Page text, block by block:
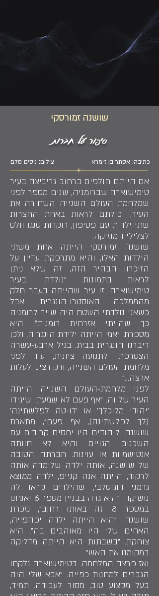
שושנה זמורסקי
סיפור על חברות
צילום: ניסים סלם כתיבה: אסתר בן זימרא
אם הייתם חולפים ברחוב גריביצה בעיר
טימישוארה שברומניה, שנים מספר לפני
שמלחמת העולם השנייה השחירה את
העיר, יכולתם לראות באחת החצרות
שתי ילדות עם פטיפון, רוקדות טנגו וולס
לצלילי המוזיקה.
שושנה זמורסקי הייתה אחת משתי
הילדות האלו, והיא מתרפקת עדיין על
הזיכרון הבהיר הזה, זה שלא ניתן
לראות בתמונות. "נולדתי בעיר
טימישוארה. זו עיר שהייתה בעבר חלק
מהממלכה האוסטרו-הונגרית, אבל
כשאני נולדתי השטח היה שייך לרומניה
כך שהייתי אזרחית רומנית", היא
מספרת. "אמי הייתה ילידת הונגריה, ולכן
דיברנו הונגרית בבית. בגיל ארבע-עשרה
הצטרפתי לתנועה ציונית, עוד לפני
מלחמת העולם השנייה, ורק רצינו לעלות
ארצה..."
לפני מלחמת-העולם השנייה הייתה
העיר שלווה. "אף פעם לא שמעתי שיגידו
'יהודי מלוכלך' או 'דו-טה לפלשתינה'
(לך לפלשתינה), אף פעם", מתארת
שושנה. ליהודים היו יחסים קרובים עם
השכנים הגויים והיא לא חוותה
אנטישמיות או עוינות. חברתה הטובה
של שושנה, אותה ילדה שלימדה אותה
לרקוד, הייתה אנה קנייפ, ילדה ממוצא
גרמני ויוגוסלבי, שהילדים קראו לה
נושיקה. "היא גרה בבניין מספר 6 ואנחנו
במספר 8, זה באותו רחוב", נזכרת
שושנה. "היא הייתה ילדה יפהפייה,
האחים שלי היו מאוהבים בה", היא
צוחקת. "בשבתות היא הייתה מדליקה
במקומנו את האש".
ואז פרצה המלחמה. בטימישוארה נלקחו
הגברים למחנות כפייה. "אבא שלי היה
בעל מקצוע טוב, מסור לעבודה. תמיד,